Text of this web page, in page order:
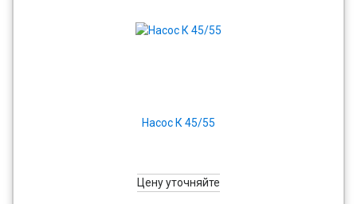
Насос К 45/55
Цену уточняйте